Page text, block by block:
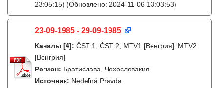
23:05:15) (Обновлено: 2024-11-06 13:03:53)
23-09-1985 - 29-09-1985
Каналы [4]: ČST 1, ČST 2, MTV1 [Венгрия], MTV2
[Венгрия]
Регион: Братислава, Чехословакия
Источник: Nedeľná Pravda